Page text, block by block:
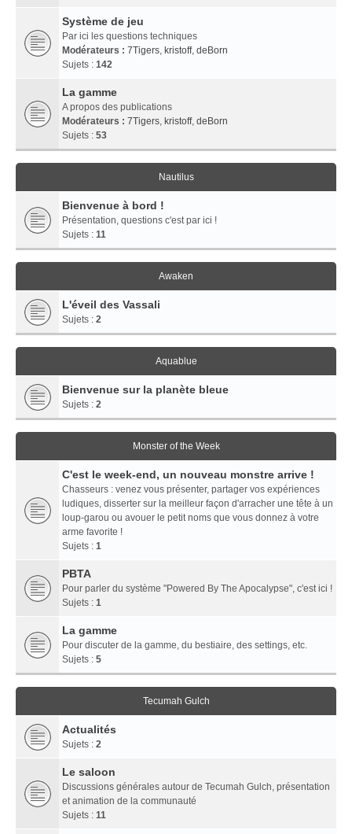
Système de jeu
Par ici les questions techniques
Modérateurs : 7Tigers, kristoff, deBorn
Sujets : 142
La gamme
A propos des publications
Modérateurs : 7Tigers, kristoff, deBorn
Sujets : 53
Nautilus
Bienvenue à bord !
Présentation, questions c'est par ici !
Sujets : 11
Awaken
L'éveil des Vassali
Sujets : 2
Aquablue
Bienvenue sur la planète bleue
Sujets : 2
Monster of the Week
C'est le week-end, un nouveau monstre arrive !
Chasseurs : venez vous présenter, partager vos expériences
ludiques, disserter sur la meilleur façon d'arracher une tête à un
loup-garou ou avouer le petit noms que vous donnez à votre
arme favorite !
Sujets : 1
PBTA
Pour parler du système "Powered By The Apocalypse", c'est ici !
Sujets : 1
La gamme
Pour discuter de la gamme, du bestiaire, des settings, etc.
Sujets : 5
Tecumah Gulch
Actualités
Sujets : 2
Le saloon
Discussions générales autour de Tecumah Gulch, présentation
et animation de la communauté
Sujets : 11